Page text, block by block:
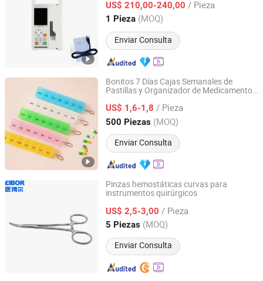
US$ 210,00-240,00 / Pieza
1 Pieza (MOQ)
Enviar Consulta
Desde 2016
Bonitos 7 Días Cajas Semanales de
Pastillas y Organizador de Medicamentos
US$ 1,6-1,8 / Pieza
500 Piezas (MOQ)
Enviar Consulta
Hangzhou Wehere Medical Technology Co., Ltd.
Zhejiang, China Desde 2020
Pinzas hemostáticas curvas para
instrumentos quirúrgicos
US$ 2,5-3,00 / Pieza
5 Piezas (MOQ)
Enviar Consulta
CHINA HUAMEI MEDICAL INSTRUMENT CO., LTD.
Shanghai, China Desde 2005